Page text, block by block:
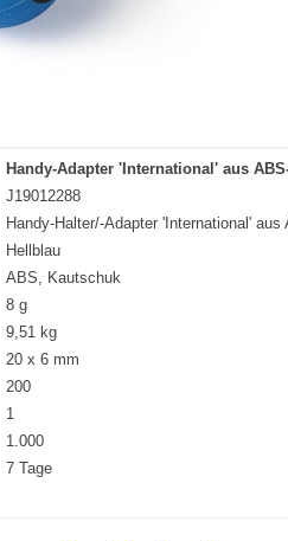
Handy-Adapter 'International' aus
J19012288
Handy-Halter/-Adapter 'International'
Hellblau
ABS, Kautschuk
8 g
9,51 kg
20 x 6 mm
200
1
1.000
7 Tage